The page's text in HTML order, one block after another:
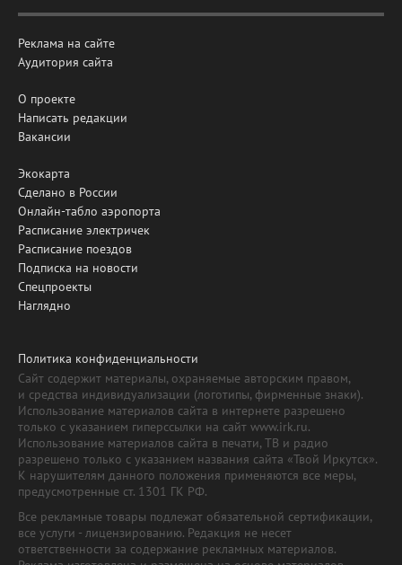
Реклама на сайте
Аудитория сайта
О проекте
Написать редакции
Вакансии
Экокарта
Сделано в России
Онлайн-табло аэропорта
Расписание электричек
Расписание поездов
Подписка на новости
Спецпроекты
Наглядно
Политика конфиденциальности
Сайт содержит материалы, охраняемые авторским правом,
и средства индивидуализации (логотипы, фирменные знаки).
Использование материалов сайта в интернете разрешено
только с указанием гиперссылки на сайт www.irk.ru.
Использование материалов сайта в печати, ТВ и радио
разрешено только с указанием названия сайта «Твой Иркутск».
К нарушителям данного положения применяются все меры,
предусмотренные ст. 1301 ГК РФ.
Все рекламные товары подлежат обязательной сертификации,
все услуги - лицензированию. Редакция не несет
ответственности за содержание рекламных материалов.